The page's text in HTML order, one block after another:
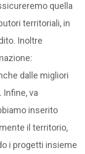
quella
territoriali, in
Inoltre
dalle migliori
va
inserito
il territorio,
i progetti insieme